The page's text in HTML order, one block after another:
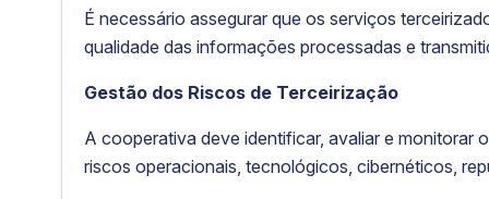
É necessário assegurar que os serviços
qualidade das informações processadas e
Gestão dos Riscos de Terceirização
A cooperativa deve identificar, avaliar e monitorar
riscos operacionais, tecnológicos, cibernéticos,